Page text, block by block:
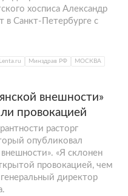
хосписа Александр
в Санкт-Петербурге с
Lenta.ru Минздрав РФ
МОСКВА
внешности»
провокацией
расторг
опубликовал
«Я склонен
провокацией, чем
директор